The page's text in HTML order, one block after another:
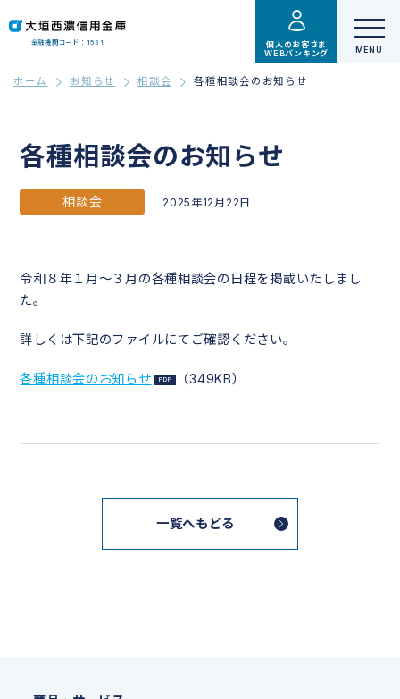
金融機関コード：1531
個人のお客さま
WEBバンキング
ホーム お知らせ 相談会 各種相談会のお知らせ
各種相談会のお知らせ
相談会 2025年12月22日
令和８年１月～３月の各種相談会の日程を掲載いたしまし
た。
詳しくは下記のファイルにてご確認ください。
各種相談会のお知らせ （349KB）
一覧へもどる